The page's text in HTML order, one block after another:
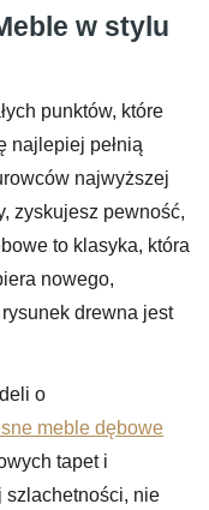
w stylu
punktów, które
najlepiej pełnią
najwyższej
zyskujesz pewność,
to klasyka, która
nowego,
drewna jest
o
meble dębowe
tapet i
szlachetności, nie